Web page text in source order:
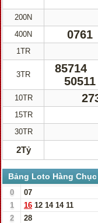
200N
400N 0761
1TR
3TR 85714
50511
10TR
15TR
30TR
2Tỷ
Bảng Loto Hàng
0 07
1
16 12 14 14 11
2
28